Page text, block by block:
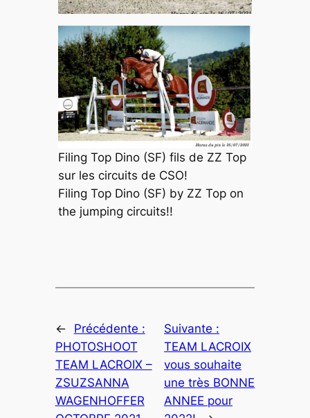
Filing Top Dino (SF) fils de ZZ Top
sur les circuits de CSO!
Filing Top Dino (SF) by ZZ Top on
the jumping circuits!!
←
Précédente :
PHOTOSHOOT
TEAM LACROIX –
ZSUZSANNA
WAGENHOFFER
Suivante :
TEAM LACROIX
vous souhaite
une très BONNE
ANNEE pour